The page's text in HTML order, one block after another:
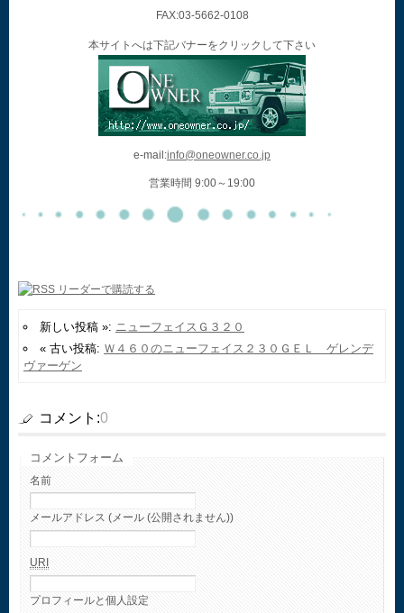
FAX:03-5662-0108
本サイトへは下記バナーをクリックして下さい
e-mail:info@oneowner.co.jp
営業時間 9:00～19:00
新しい投稿 »: ニューフェイスＧ３２０
« 古い投稿: Ｗ４６０のニューフェイス２３０ＧＥＬ ゲレンデ
ヴァーゲン
コメント:0
コメントフォーム
名前
メールアドレス (メール (公開されません))
URI
プロフィールと個人設定